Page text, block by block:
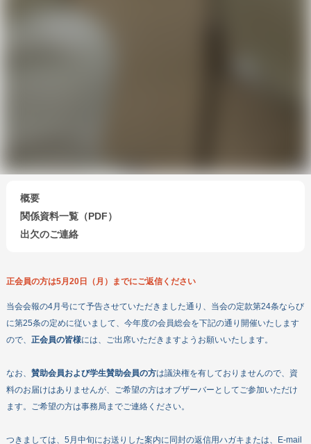
寄付する
ボランティアをする
企業・団体の皆さまへ
教材・出版物
機関誌
政策提言
概要
関係資料一覧（PDF）
出欠のご連絡
正会員の方は5月20日（月）までにご返信ください
当会会報の4月号にて予告させていただきました通り、当会の定款第24条ならび
に第25条の定めに従いまして、今年度の会員総会を下記の通り開催いたします
ので、 正会員の皆様には、ご出席いただきますようお願いいたします。
なお、 賛助会員および学生賛助会員の方は議決権を有しておりませんので、資
料のお届けはありませんが、ご希望の方はオブザーバーとしてご参加いただけ
ます。ご希望の方は事務局までご連絡ください。
つきましては、5月中旬にお送りした案内に同封の返信用ハガキまたは、E-mail